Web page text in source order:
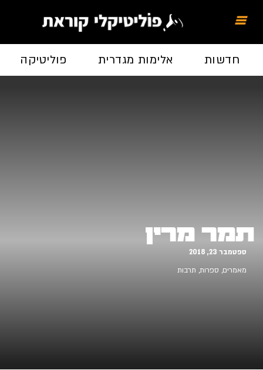
חדשות אלימות מגדרית פוליטיקה
תמר מרין
ספטמבר 23, 2018
מאמרים, ספרות, תרבות